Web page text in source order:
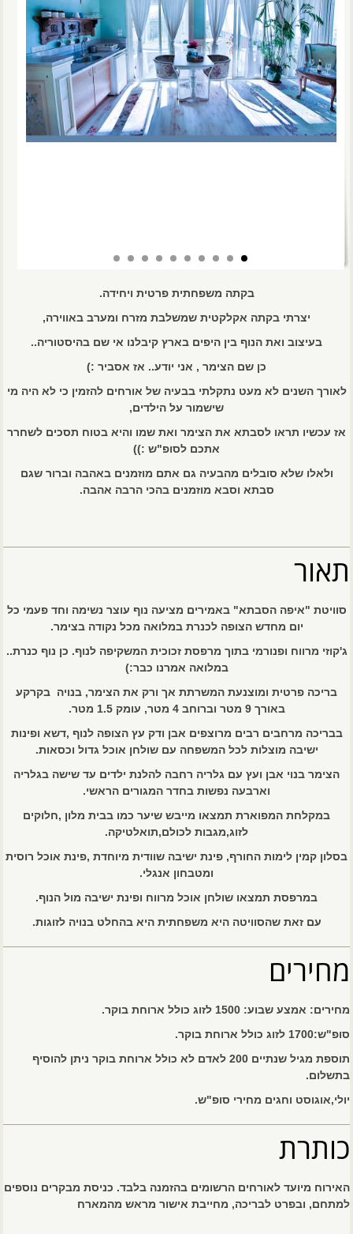
בקתה משפחתית פרטית ויחידה.
יצרתי בקתה אקלקטית שמשלבת מזרח ומערב באווירה,
בעיצוב ואת הנוף בין היפים בארץ קיבלנו אי שם בהיסטוריה..
כן שם הצימר , אני יודע.. אז אסביר :)
לאורך השנים לא מעט נתקלתי בבעיה של אורחים להזמין כי לא היה מי
שישמור על הילדים,
אז עכשיו תראו לסבתא את הצימר ואת שמו והיא בטוח תסכים לשחרר
אתכם לסופ"ש :))
ולאלו שלא סובלים מהבעיה גם אתם מוזמנים באהבה וברור שגם
סבתא וסבא מוזמנים בהכי הרבה אהבה.
תאור
סוויטת "איפה הסבתא" באמירים מציעה נוף עוצר נשימה וחד פעמי כל
יום מחדש הצופה לכנרת במלואה מכל נקודה בצימר.
ג'קוזי מרווח ופנורמי בתוך מרפסת זכוכית המשקיפה לנוף. כן נוף כנרת..
במלואה אמרנו כבר:)
בריכה פרטית ומוצנעת המשרתת אך ורק את הצימר, בנויה בקרקע
באורך 9 מטר וברוחב 4 מטר, עומק 1.5 מטר.
בבריכה מרחבים רבים מרוצפים אבן ודק עץ הצופה לנוף ,דשא ופינות
ישיבה מוצלות לכל המשפחה עם שולחן אוכל גדול וכסאות.
הצימר בנוי אבן ועץ עם גלריה רחבה להלנת ילדים עד שישה בגלריה
וארבעה נפשות בחדר המגורים הראשי.
במקלחת המפוארת תמצאו מייבש שיער כמו בבית מלון ,חלוקים
לזוג,מגבות לכולם,תואלטיקה.
בסלון קמין לימות החורף, פינת ישיבה שוודית מיוחדת ,פינת אוכל רוסית
ומטבחון אנגלי.
במרפסת תמצאו שולחן אוכל מרווח ופינת ישיבה מול הנוף.
עם זאת שהסוויטה היא משפחתית היא בהחלט בנויה לזוגות.
מחירים
מחירים: אמצע שבוע: 1500 לזוג כולל ארוחת בוקר.
סופ"ש:1700 לזוג כולל ארוחת בוקר.
תוספת מגיל שנתיים 200 לאדם לא כולל ארוחת בוקר ניתן להוסיף
בתשלום.
יולי,אוגוסט וחגים מחירי סופ"ש.
כותרת
האירוח מיועד לאורחים הרשומים בהזמנה בלבד. כניסת מבקרים נוספים
למתחם, ובפרט לבריכה, מחייבת אישור מראש מהמארח